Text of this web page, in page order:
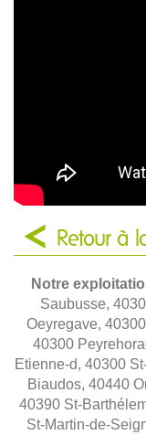
Retour à
Notre
Saubusse,
Oeyregave,
40300
Etienne-d, 40300
Biaudos, 40440
40390 St-
St-Martin-de-